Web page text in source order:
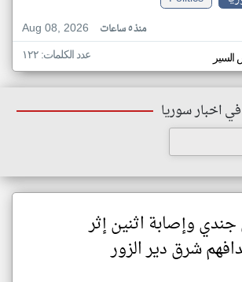
Aug 08, 2026
منذ ٥ ساعات
عدد الكلمات: ١٢٢
اخبار سوريا
وإصابة اثنين إثر
شرق دير الزور